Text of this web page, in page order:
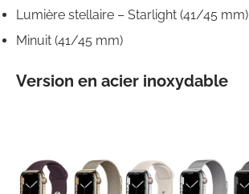
Lumière stellaire – Starlight (41/45 mm)
Minuit (41/45 mm)
Version en acier inoxydable